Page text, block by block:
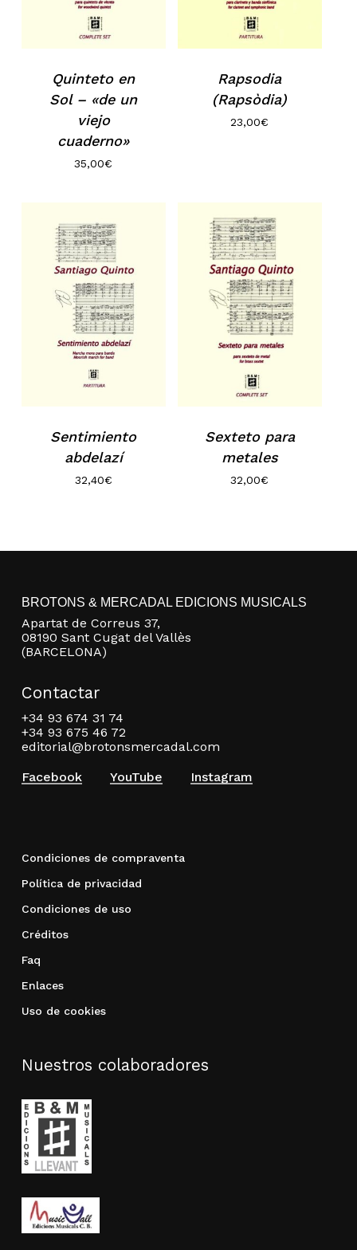
Quinteto en
Sol – «de un
viejo
cuaderno»
35,00€
Rapsodia
(Rapsòdia)
23,00€
Sentimiento
abdelazí
32,40€
Sexteto para
metales
32,00€
BROTONS & MERCADAL EDICIONS MUSICALS
Apartat de Correus 37,
08190 Sant Cugat del Vallès
(BARCELONA)
Contactar
+34 93 674 31 74
+34 93 675 46 72
editorial@brotonsmercadal.com
Facebook
YouTube Instagram
Condiciones de compraventa
Política de privacidad
Condiciones de uso
Créditos
Faq
Enlaces
Uso de cookies
Nuestros colaboradores